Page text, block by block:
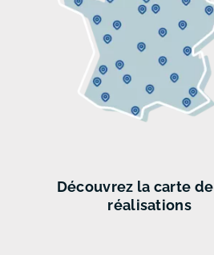
Découvrez la carte de
réalisations